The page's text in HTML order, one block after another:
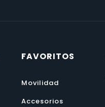
FAVORITOS
Movilidad
Accesorios